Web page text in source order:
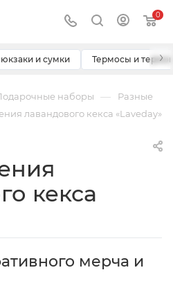
0
и сумки Термосы и ›
наборы — Разные
лавандового кекса «Laveday»
кекса
мерча и